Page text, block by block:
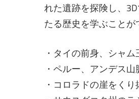
れた遺跡を探険し、
たる歴史を学ぶことが
・タイの前身、シャ
・ペルー、アンデス
・コロラドの崖をく